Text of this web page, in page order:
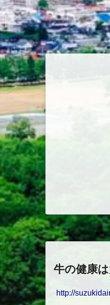
牛の健康
http://